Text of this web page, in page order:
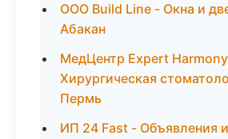
ООО Build Line - Окна и
Абакан
МедЦентр Expert
Хирургическая
Пермь
ИП 24 Fast - Объявления